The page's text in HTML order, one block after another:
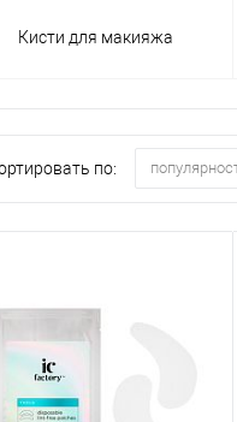
Кисти для макияжа
по: